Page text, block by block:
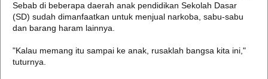
Sebab di beberapa daerah anak pendidikan Sekolah Dasar
(SD) sudah dimanfaatkan untuk menjual narkoba, sabu-sabu
dan barang haram lainnya.
"Kalau memang itu sampai ke anak, rusaklah bangsa kita ini,"
tuturnya.